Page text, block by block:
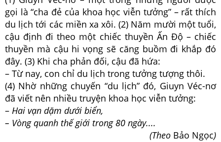
gọi là “cha đẻ của khoa học viễn tưởng” – rất thích
du lịch tới các miền xa xôi. (2) Năm mười một tuổi,
cậu định đi theo một chiếc thuyền Ấn Độ – chiếc
thuyền mà cậu hi vọng sẽ căng buồm đi khắp đó
đây. (3) Khi cha phản đối, cậu đã hứa:
– Từ nay, con chỉ du lịch trong tưởng tượng thôi.
(4) Nhờ những chuyến “du lịch” đó, Giuyn Véc-nơ
đã viết nên nhiều truyện khoa học viễn tưởng:
– Hai vạn dặm dưới biển,
– Vòng quanh thế giới trong 80 ngày....
(Theo Bảo Ngọc)